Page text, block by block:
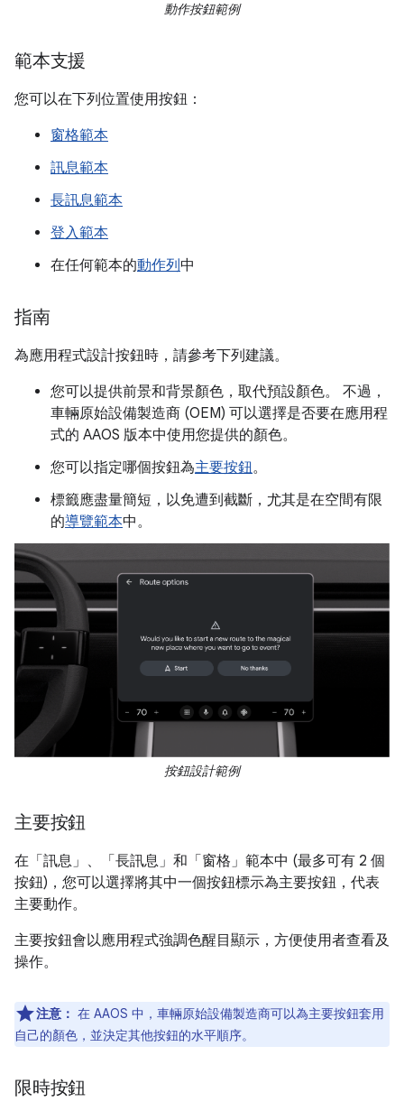
動作按鈕範例
範本支援
您可以在下列位置使用按鈕：
窗格範本
訊息範本
長訊息範本
登入範本
在任何範本的動作列中
指南
為應用程式設計按鈕時，請參考下列建議。
您可以提供前景和背景顏色，取代預設顏色。 不過，
車輛原始設備製造商 (OEM) 可以選擇是否要在應用程
式的 AAOS 版本中使用您提供的顏色。
您可以指定哪個按鈕為主要按鈕。
標籤應盡量簡短，以免遭到截斷，尤其是在空間有限
的導覽範本中。
按鈕設計範例
主要按鈕
在「訊息」 、「長訊息」 和「窗格」 範本中 (最多可有 2 個
按鈕)，您可以選擇將其中一個按鈕標示為主要按鈕，代表
主要動作。
主要按鈕會以應用程式強調色醒目顯示，方便使用者查看及
操作。
注意： 在 AAOS 中，車輛原始設備製造商可以為主要按鈕套用
自己的顏色，並決定其他按鈕的水平順序。
限時按鈕